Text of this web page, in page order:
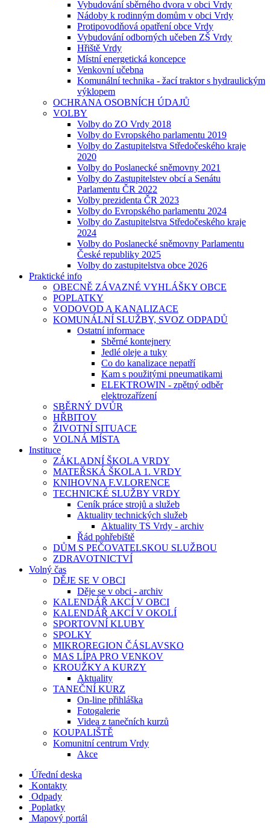
Vybudování sběrného dvora v obci Vrdy
Nádoby k rodinným domům v obci Vrdy
Protipovodňová opatření obce Vrdy
Vybudování odborných učeben ZŠ Vrdy
Hřiště Vrdy
Místní energetická koncepce
Venkovní učebna
Komunální technika - žací traktor s hydraulickým
výklopem
OCHRANA OSOBNÍCH ÚDAJŮ
VOLBY
Volby do ZO Vrdy 2018
Volby do Evropského parlamentu 2019
Volby do Zastupitelstva Středočeského kraje
2020
Volby do Poslanecké sněmovny 2021
Volby do Zastupitelstev obcí a Senátu
Parlamentu ČR 2022
Volby prezidenta ČR 2023
Volby do Evropského parlamentu 2024
Volby do Zastupitelstva Středočeského kraje
2024
Volby do Poslanecké sněmovny Parlamentu
České republiky 2025
Volby do zastupitelstva obce 2026
Praktické info
OBECNĚ ZÁVAZNÉ VYHLÁŠKY OBCE
POPLATKY
VODOVOD A KANALIZACE
KOMUNÁLNÍ SLUŽBY, SVOZ ODPADŮ
Ostatní informace
Sběrné kontejnery
Jedlé oleje a tuky
Co do kanalizace nepatří
Kam s použitými pneumatikami
ELEKTROWIN - zpětný odběr
elektrozařízení
SBĚRNÝ DVŮR
HŘBITOV
ŽIVOTNÍ SITUACE
VOLNÁ MÍSTA
Instituce
ZÁKLADNÍ ŠKOLA VRDY
MATEŘSKÁ ŠKOLA 1. VRDY
KNIHOVNA F.V.LORENCE
TECHNICKÉ SLUŽBY VRDY
Ceník práce strojů a služeb
Aktuality technických služeb
Aktuality TS Vrdy - archiv
Řád pohřebiště
DŮM S PEČOVATELSKOU SLUŽBOU
ZDRAVOTNICTVÍ
Volný čas
DĚJE SE V OBCI
Děje se v obci - archiv
KALENDÁŘ AKCÍ V OBCI
KALENDÁŘ AKCÍ V OKOLÍ
SPORTOVNÍ KLUBY
SPOLKY
MIKROREGION ČÁSLAVSKO
MAS LÍPA PRO VENKOV
KROUŽKY A KURZY
Aktuality
TANEČNÍ KURZ
On-line přihláška
Fotogalerie
Videa z tanečních kurzů
KOUPALIŠTĚ
Komunitní centrum Vrdy
Akce
Úřední deska
Kontakty
Odpady
Poplatky
Mapový portál